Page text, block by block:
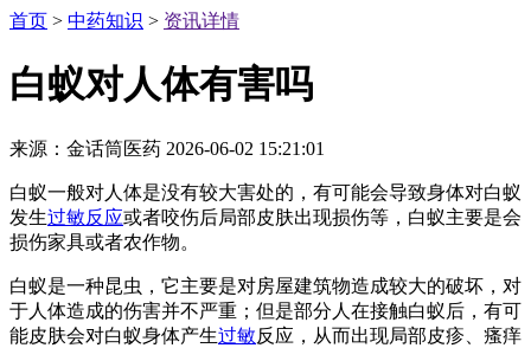
首页 > 中药知识 > 资讯详情
白蚁对人体有害吗
来源：金话筒医药 2026-06-02 15:21:01
白蚁一般对人体是没有较大害处的，有可能会导致身体对白蚁
发生过敏反应或者咬伤后局部皮肤出现损伤等，白蚁主要是会
损伤家具或者农作物。
白蚁是一种昆虫，它主要是对房屋建筑物造成较大的破坏，对
于人体造成的伤害并不严重；但是部分人在接触白蚁后，有可
能皮肤会对白蚁身体产生过敏反应，从而出现局部皮疹、瘙痒